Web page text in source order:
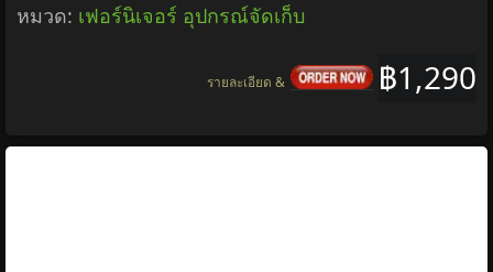
หมวด: เฟอร์นิเจอร์ อุปกรณ์จัดเก็บ
฿1,290
รายละเอียด &